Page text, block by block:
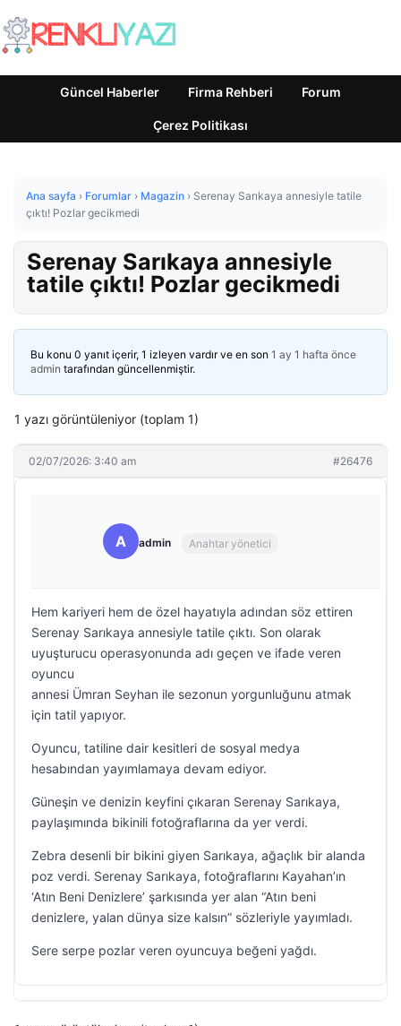
Güncel Haberler Firma Rehberi Forum
Çerez Politikası
Ana sayfa › Forumlar › Magazin › Serenay Sarıkaya annesiyle tatile
çıktı! Pozlar gecikmedi
Serenay Sarıkaya annesiyle
tatile çıktı! Pozlar gecikmedi
Bu konu 0 yanıt içerir, 1 izleyen vardır ve en son 1 ay 1 hafta önce
admin tarafından güncellenmiştir.
1 yazı görüntüleniyor (toplam 1)
02/07/2026: 3:40 am #26476
A admin Anahtar yönetici
Hem kariyeri hem de özel hayatıyla adından söz ettiren
Serenay Sarıkaya annesiyle tatile çıktı. Son olarak
uyuşturucu operasyonunda adı geçen ve ifade veren
oyuncu
annesi Ümran Seyhan ile sezonun yorgunluğunu atmak
için tatil yapıyor.
Oyuncu, tatiline dair kesitleri de sosyal medya
hesabından yayımlamaya devam ediyor.
Güneşin ve denizin keyfini çıkaran Serenay Sarıkaya,
paylaşımında bikinili fotoğraflarına da yer verdi.
Zebra desenli bir bikini giyen Sarıkaya, ağaçlık bir alanda
poz verdi. Serenay Sarıkaya, fotoğraflarını Kayahan’ın
‘Atın Beni Denizlere’ şarkısında yer alan “Atın beni
denizlere, yalan dünya size kalsın” sözleriyle yayımladı.
Sere serpe pozlar veren oyuncuya beğeni yağdı.